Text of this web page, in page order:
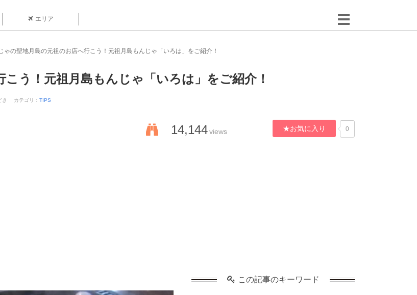
エリア
ゃの聖地月島の元祖のお店へ行こう！元祖月島もんじゃ「いろは」をご紹介！
う！元祖月島もんじゃ「いろは」をご紹介！
き カテゴリ： TIPS
14,144views ★お気に入り 0
この記事のキーワード